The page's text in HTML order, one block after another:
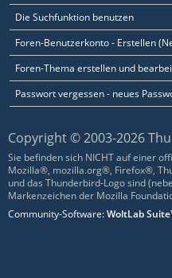
Die Suchfunktion benutzen
Foren-Benutzerkonto - Erstellen
Foren-Thema erstellen und
Passwort vergessen - neues
Copyright © 2003-2026
Sie befinden sich NICHT auf einer
Mozilla®, mozilla.org®, Firefox®,
und das Thunderbird-Logo sind
Markenzeichen der Mozilla
Community-Software:WoltLab